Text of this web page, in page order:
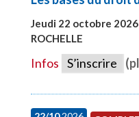
Jeudi 22 octobre 2026
ROCHELLE
Infos S’inscrire